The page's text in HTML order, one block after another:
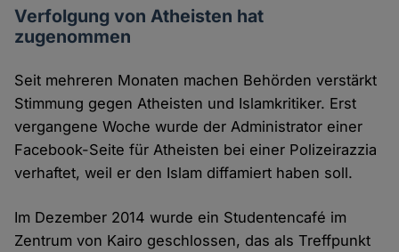
Verfolgung von Atheisten hat
zugenommen
Seit mehreren Monaten machen Behörden verstärkt
Stimmung gegen Atheisten und Islamkritiker. Erst
vergangene Woche wurde der Administrator einer
Facebook-Seite für Atheisten bei einer Polizeirazzia
verhaftet, weil er den Islam diffamiert haben soll.
Im Dezember 2014 wurde ein Studentencafé im
Zentrum von Kairo geschlossen, das als Treffpunkt